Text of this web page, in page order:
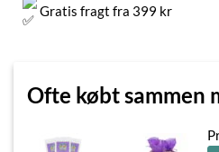
Gratis fragt fra 399 kr
Ofte købt sammen